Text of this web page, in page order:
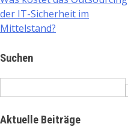
Post
navigation
der IT-Sicherheit im
Mittelstand?
Suchen
for:
Aktuelle Beiträge